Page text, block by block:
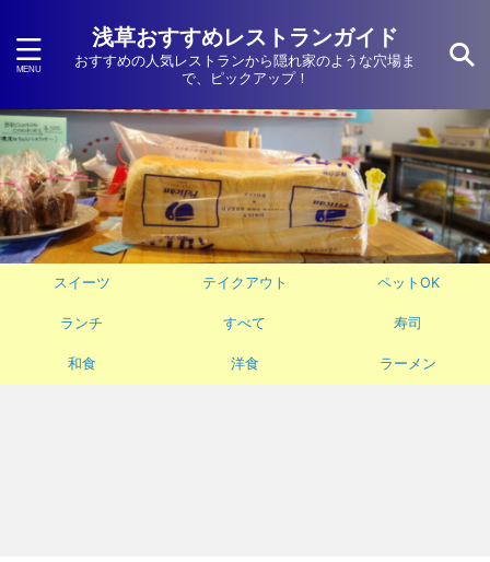
浅草おすすめレストランガイド
おすすめの人気レストランから隠れ家のような穴場ま
で、ピックアップ！
スイーツ テイクアウト ペットOK
ランチ すべて 寿司
和食 洋食 ラーメン